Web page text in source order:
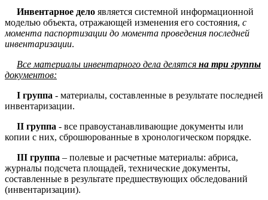
Инвентарное дело является системной информационной
моделью объекта, отражающей изменения его состояния, с
момента паспортизации до момента проведения последней
инвентаризации.
Все материалы инвентарного дела делятся на три группы
документов:
I группа - материалы, составленные в результате последней
инвентаризации.
II группа - все правоустанавливающие документы или
копии с них, сброшюрованные в хронологическом порядке.
III группа – полевые и расчетные материалы: абриса,
журналы подсчета площадей, технические документы,
составленные в результате предшествующих обследований
(инвентаризации).